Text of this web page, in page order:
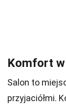
Komfort
Salon to
przyjaciółmi.